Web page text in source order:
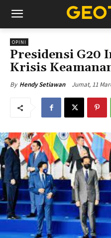
OPINI
Presidensi G20
Krisis
By Hendy Setiawan Jumat, 11